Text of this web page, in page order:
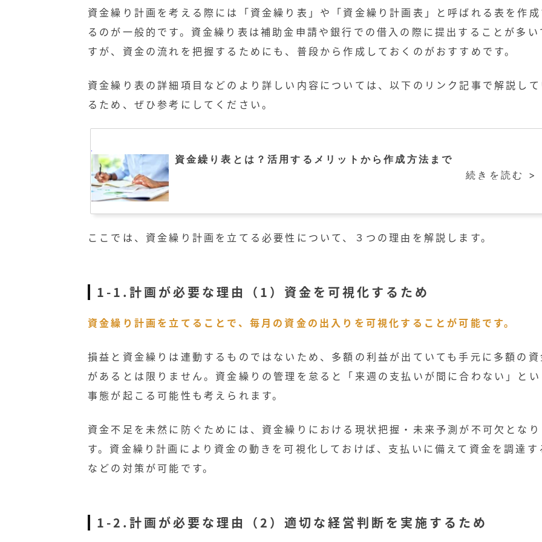
資金繰り計画を考える際には「資金繰り表」や「資金繰り計画表」と呼ばれる表を作成
るのが一般的です。資金繰り表は補助金申請や銀行での借入の際に提出することが多い
すが、資金の流れを把握するためにも、普段から作成しておくのがおすすめです。
資金繰り表の詳細項目などのより詳しい内容については、以下のリンク記事で解説して
るため、ぜひ参考にしてください。
資金繰り表とは？活用するメリットから作成方法まで
続きを読む >
ここでは、資金繰り計画を立てる必要性について、３つの理由を解説します。
1-1.計画が必要な理由（1）資金を可視化するため
資金繰り計画を立てることで、毎月の資金の出入りを可視化することが可能です。
損益と資金繰りは連動するものではないため、多額の利益が出ていても手元に多額の資
があるとは限りません。資金繰りの管理を怠ると「来週の支払いが間に合わない」とい
事態が起こる可能性も考えられます。
資金不足を未然に防ぐためには、資金繰りにおける現状把握・未来予測が不可欠となり
す。資金繰り計画により資金の動きを可視化しておけば、支払いに備えて資金を調達す
などの対策が可能です。
1-2.計画が必要な理由（2）適切な経営判断を実施するため